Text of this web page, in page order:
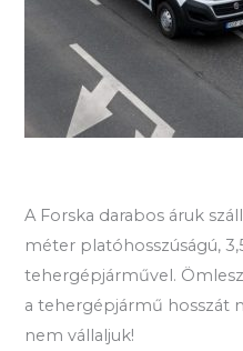
A Forska darabos áruk
méter platóhosszúságú,
tehergépjárművel.
a tehergépjármű hosszát
nem vállaljuk!